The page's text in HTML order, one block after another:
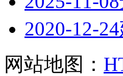
2020-12-24
网站地图：